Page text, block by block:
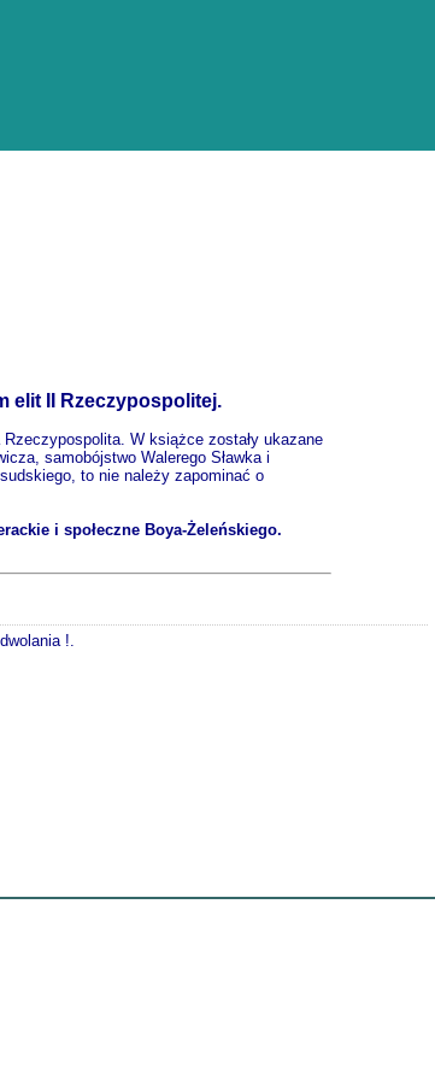
elit II Rzeczypospolitej.
W książce zostały ukazane
samobójstwo Walerego Sławka i
to nie należy zapominać o
i społeczne Boya-Żeleńskiego.
!.